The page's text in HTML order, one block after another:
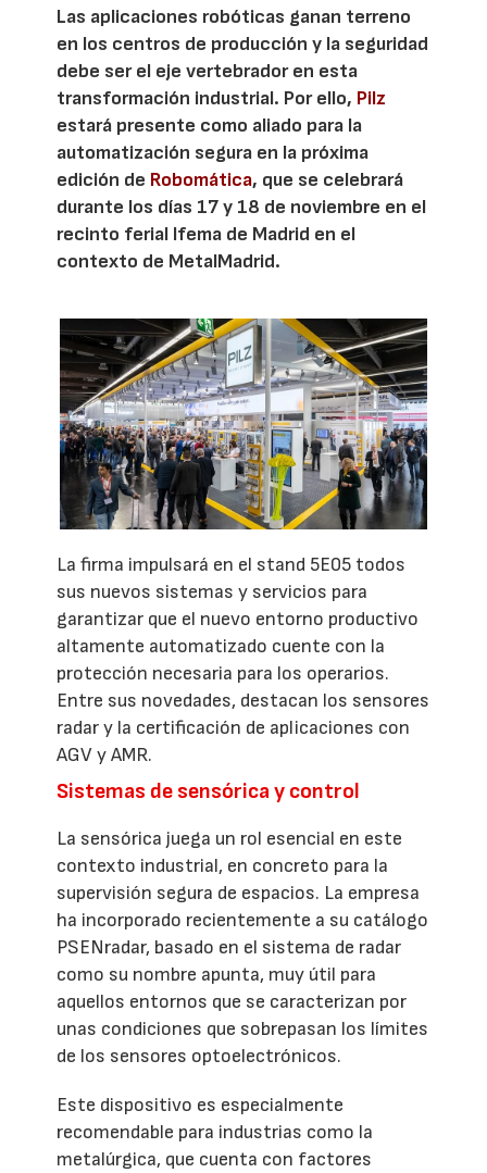
Las aplicaciones robóticas ganan terreno
en los centros de producción y la seguridad
debe ser el eje vertebrador en esta
transformación industrial. Por ello, Pilz
estará presente como aliado para la
automatización segura en la próxima
edición de Robomática, que se celebrará
durante los días 17 y 18 de noviembre en el
recinto ferial Ifema de Madrid en el
contexto de MetalMadrid.
La firma impulsará en el stand 5E05 todos
sus nuevos sistemas y servicios para
garantizar que el nuevo entorno productivo
altamente automatizado cuente con la
protección necesaria para los operarios.
Entre sus novedades, destacan los sensores
radar y la certificación de aplicaciones con
AGV y AMR.
Sistemas de sensórica y control
La sensórica juega un rol esencial en este
contexto industrial, en concreto para la
supervisión segura de espacios. La empresa
ha incorporado recientemente a su catálogo
PSENradar, basado en el sistema de radar
como su nombre apunta, muy útil para
aquellos entornos que se caracterizan por
unas condiciones que sobrepasan los límites
de los sensores optoelectrónicos.
Este dispositivo es especialmente
recomendable para industrias como la
metalúrgica, que cuenta con factores